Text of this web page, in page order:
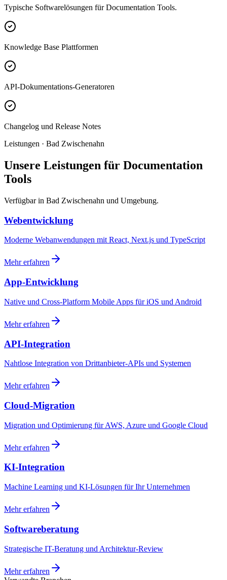
Typische Softwarelösungen für Documentation Tools.
Knowledge Base Plattformen
API-Dokumentations-Generatoren
Changelog und Release Notes
Leistungen · Bad Zwischenahn
Unsere Leistungen für Documentation
Tools
Verfügbar in Bad Zwischenahn und Umgebung.
Webentwicklung
Moderne Webanwendungen mit React, Next.js und TypeScript
Mehr erfahren
App-Entwicklung
Native und Cross-Platform Mobile Apps für iOS und Android
Mehr erfahren
API-Integration
Nahtlose Integration von Drittanbieter-APIs und Systemen
Mehr erfahren
Cloud-Migration
Migration und Optimierung für AWS, Azure und Google Cloud
Mehr erfahren
KI-Integration
Machine Learning und KI-Lösungen für Ihr Unternehmen
Mehr erfahren
Softwareberatung
Strategische IT-Beratung und Architektur-Review
Mehr erfahren